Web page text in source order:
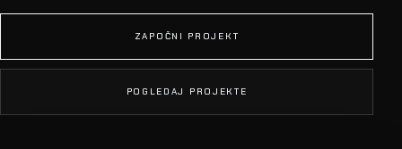
ZAPOČNI PROJEKT
POGLEDAJ PROJEKTE